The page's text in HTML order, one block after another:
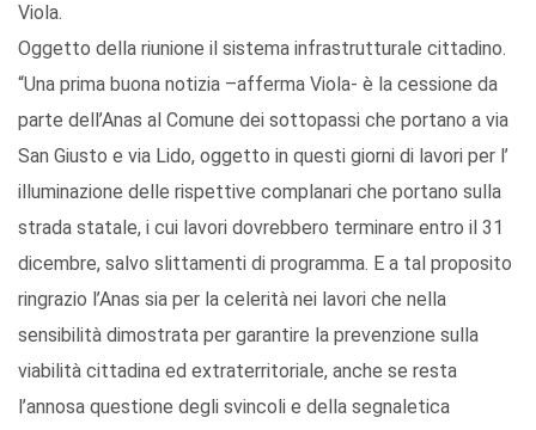
Viola.
Oggetto della riunione il sistema infrastrutturale cittadino.
“Una prima buona notizia –afferma Viola- è la cessione da
parte dell’Anas al Comune dei sottopassi che portano a via
San Giusto e via Lido, oggetto in questi giorni di lavori per l’
illuminazione delle rispettive complanari che portano sulla
strada statale, i cui lavori dovrebbero terminare entro il 31
dicembre, salvo slittamenti di programma. E a tal proposito
ringrazio l’Anas sia per la celerità nei lavori che nella
sensibilità dimostrata per garantire la prevenzione sulla
viabilità cittadina ed extraterritoriale, anche se resta
l’annosa questione degli svincoli e della segnaletica